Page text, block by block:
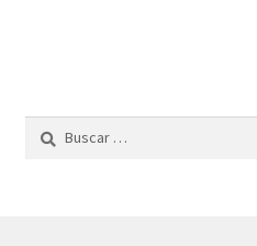
Buscar: